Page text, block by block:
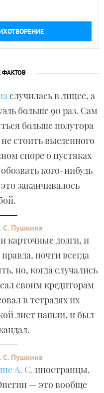
ФАКТОВ
случилась в лицее, а
больше 90 раз. Сам
больше полутора
стоить выеденного
споре о пустяках
кого-нибудь
заканчивалось
С. Пушкина
карточные долги, и
почти всегда
но, когда случались
своим кредиторам
в тетрадях их
лист нашли, и был
С. Пушкина
А. С. иностранцы.
— это вообще